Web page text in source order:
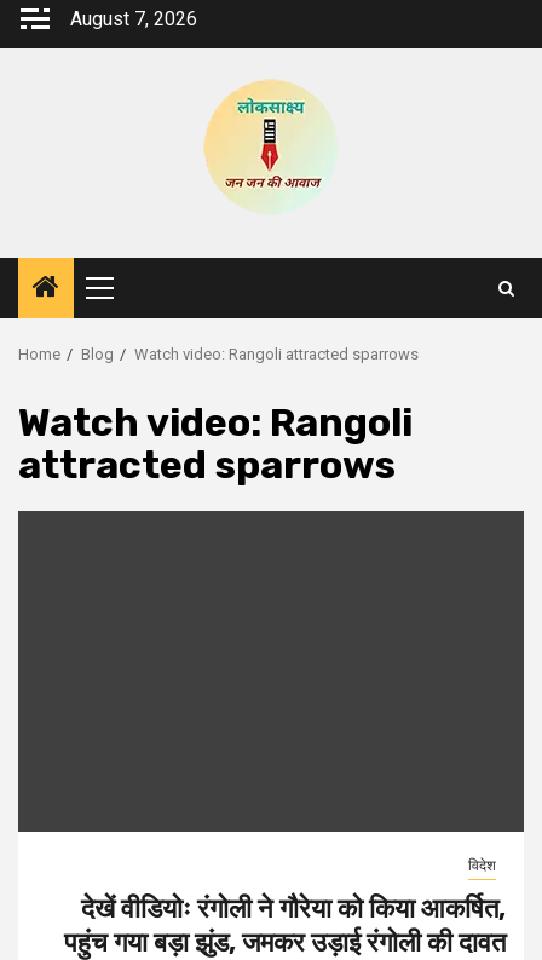
Skip
August 7, 2026
Primary
Menu
Home Blog Watch video: Rangoli attracted sparrows
Watch video: Rangoli
attracted sparrows
विदेश
देखें वीडियोः रंगोली ने गौरेया को किया आकर्षित,
पहुंच गया बड़ा झुंड, जमकर उड़ाई रंगोली की दावत